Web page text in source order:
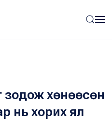
зодож хөнөөсөн
нь хорих ял